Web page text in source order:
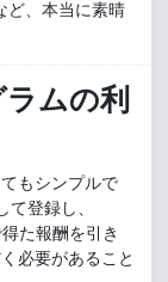
ど、本当に素晴
ムの利
もシンプルで
て登録し、
た報酬を引き
必要があること